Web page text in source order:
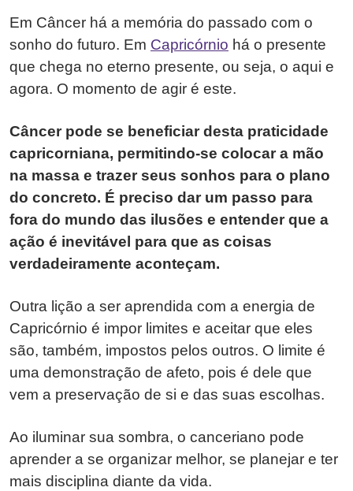
Em Câncer há a memória do passado com o
sonho do futuro. Em Capricórnio há o presente
que chega no eterno presente, ou seja, o aqui e
agora. O momento de agir é este.
Câncer pode se beneficiar desta praticidade
capricorniana, permitindo-se colocar a mão
na massa e trazer seus sonhos para o plano
do concreto. É preciso dar um passo para
fora do mundo das ilusões e entender que a
ação é inevitável para que as coisas
verdadeiramente aconteçam.
Outra lição a ser aprendida com a energia de
Capricórnio é impor limites e aceitar que eles
são, também, impostos pelos outros. O limite é
uma demonstração de afeto, pois é dele que
vem a preservação de si e das suas escolhas.
Ao iluminar sua sombra, o canceriano pode
aprender a se organizar melhor, se planejar e ter
mais disciplina diante da vida.